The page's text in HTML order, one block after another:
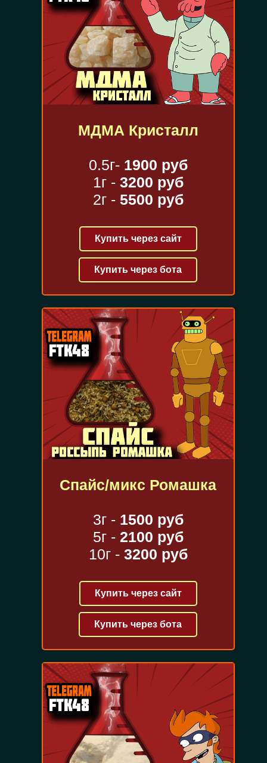
МДМА Кристалл
0.5г- 1900 руб
1г - 3200 руб
2г - 5500 руб
Купить через сайт
Купить через бота
Спайс/микс Ромашка
3г - 1500 руб
5г - 2100 руб
10г - 3200 руб
Купить через сайт
Купить через бота